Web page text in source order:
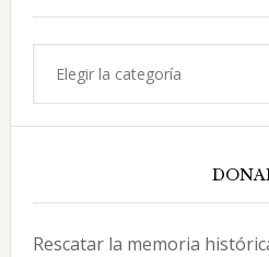
Rescatar la memoria